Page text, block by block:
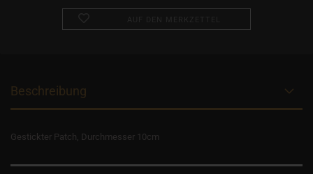
Beschreibung
Gestickter Patch, Durchmesser 10cm